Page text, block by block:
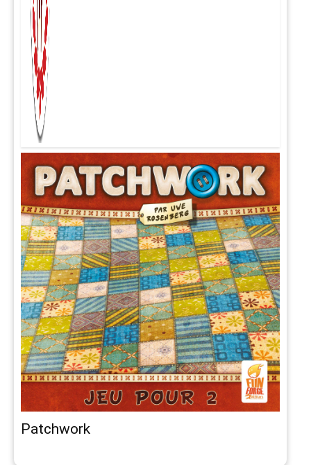
Patchwork